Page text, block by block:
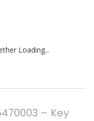
Loading...
– Key